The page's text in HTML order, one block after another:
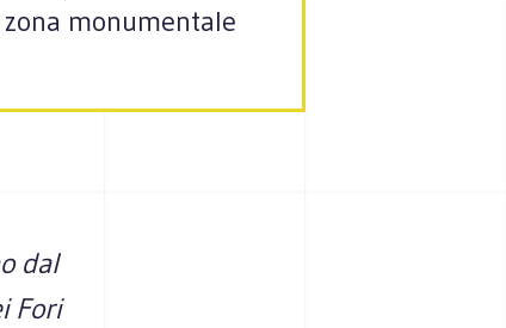
monumentale
dal
Fori